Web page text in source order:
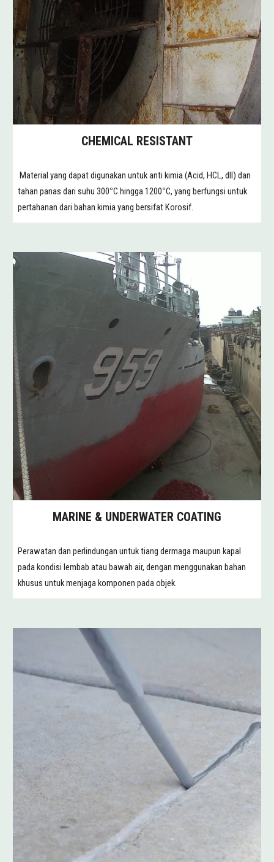
CHEMICAL RESISTANT
Material yang dapat digunakan untuk anti kimia (Acid, HCL, dll) dan
tahan panas dari suhu 300°C hingga 1200°C, yang berfungsi untuk
pertahanan dari bahan kimia yang bersifat Korosif.
MARINE & UNDERWATER COATING
Perawatan dan perlindungan untuk tiang dermaga maupun kapal
pada kondisi lembab atau bawah air, dengan menggunakan bahan
khusus untuk menjaga komponen pada objek.